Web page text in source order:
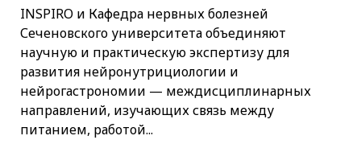
INSPIRO и Кафедра нервных болезней
Сеченовского университета объединяют
научную и практическую экспертизу для
развития нейронутрициологии и
нейрогастрономии — междисциплинарных
направлений, изучающих связь между
питанием, работой...